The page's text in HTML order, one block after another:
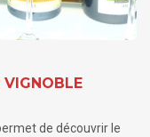
de découvrir le